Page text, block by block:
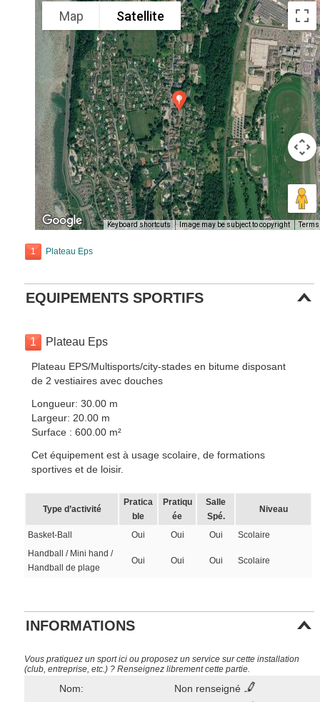
Map Satellite
Keyboard shortcuts Image may be subject to copyright Terms
1 Plateau Eps
EQUIPEMENTS SPORTIFS
1 Plateau Eps
Plateau EPS/Multisports/city-stades en bitume disposant
de 2 vestiaires avec douches
Longueur: 30.00 m
Largeur: 20.00 m
Surface : 600.00 m²
Cet équipement est à usage scolaire, de formations
sportives et de loisir.
Type d’activité
Pratica
ble
Pratiqu
ée
Salle
Spé.
Niveau
Basket-Ball Oui Oui Oui
Scolaire
Handball / Mini hand /
Handball de plage
Oui Oui Oui Scolaire
INFORMATIONS
Vous pratiquez un sport ici ou proposez un service sur cette installation
(club, entreprise, etc.) ? Renseignez librement cette partie.
Nom: Non renseigné